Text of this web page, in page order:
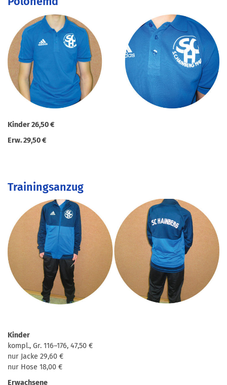
Kinder 26,50 €
Erw. 29,50 €
Trainingsanzug
Kinder
kompl., Gr. 116–176, 47,50 €
nur Jacke 29,60 €
nur Hose 18,00 €
Erwachsene